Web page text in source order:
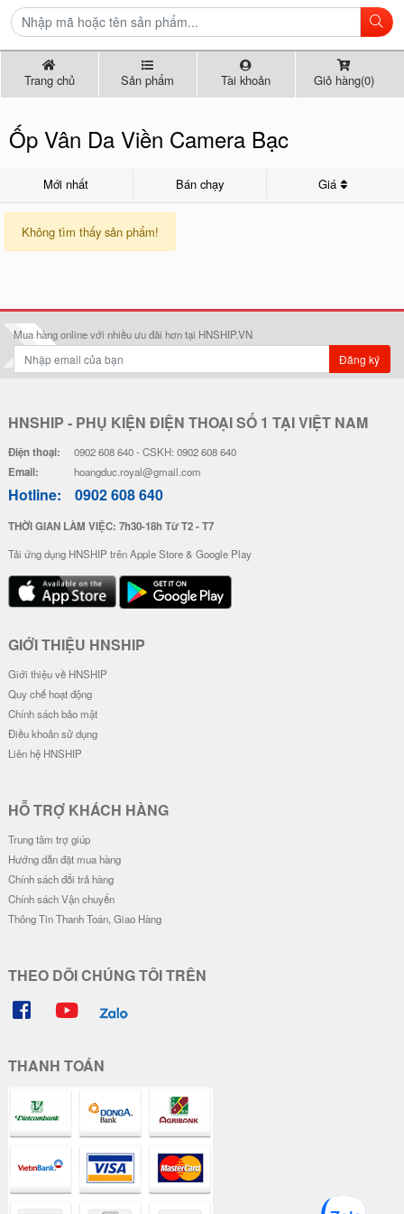
Trang chủ Sản phẩm Tài khoản Giỏ hàng(0)
Ốp Vân Da Viền Camera Bạc
Mới nhất Bán chạy Giá
Không tìm thấy sản phẩm!
Mua hàng online với nhiều ưu đãi hơn tại HNSHIP.VN
Đăng ký
HNSHIP - PHỤ KIỆN ĐIỆN THOẠI SỐ 1 TẠI VIỆT NAM
Điện thoại: 0902 608 640 - CSKH: 0902 608 640
Email: hoangduc.royal@gmail.com
Hotline: 0902 608 640
THỜI GIAN LÀM VIỆC: 7h30-18h Từ T2 - T7
Tải ứng dụng HNSHIP trên Apple Store & Google Play
GIỚI THIỆU HNSHIP
Giới thiệu về HNSHIP
Quy chế hoạt động
Chính sách bảo mật
Điều khoản sử dụng
Liên hệ HNSHIP
HỖ TRỢ KHÁCH HÀNG
Trung tâm trợ giúp
Hướng dẫn đặt mua hàng
Chính sách đổi trả hàng
Chính sách Vận chuyển
Thông Tin Thanh Toán, Giao Hàng
THEO DÕI CHÚNG TÔI TRÊN
THANH TOÁN